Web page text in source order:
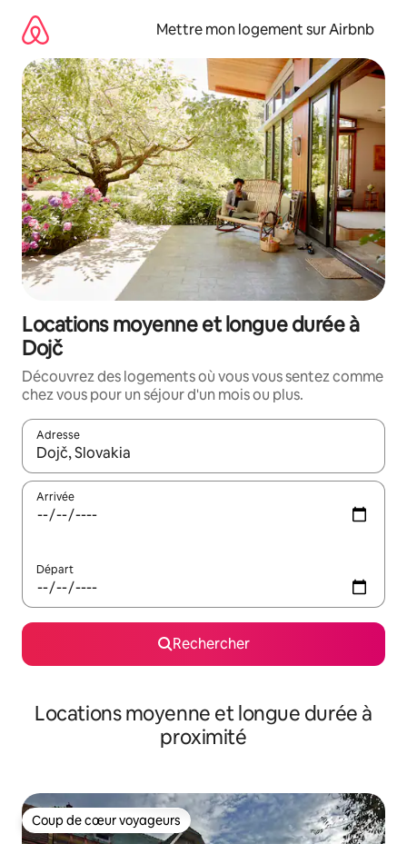
directement
contenu
Mettre mon logement sur Airbnb
Locations moyenne et longue durée à
Dojč
Découvrez des logements où vous vous sentez comme
chez vous pour un séjour d'un mois ou plus.
Adresse
Lorsque les résultats s'affichent, utilisez les flèches vers le
Arrivée
Départ
Rechercher
Locations moyenne et longue durée à
proximité
Coup de cœur voyageurs
Coup de cœur voyageurs